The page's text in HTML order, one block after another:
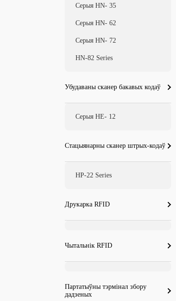
Серыя HN- 35
Серыя HN- 62
Серыя HN- 72
HN-82 Series
Убудаваны сканер бакавых кодаў
Серыя HE- 12
Стацыянарны сканер штрых-кодаў
HP-22 Series
Друкарка RFID
Чытальнік RFID
Партатыўны тэрмінал збору
дадзеных